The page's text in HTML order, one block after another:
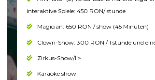
interaktive Spiele: 450 RON/ stunde
Magician: 650 RON / show (45 Minuten)
Clown-Show: 300 RON / 1 stunde und
Zirkus-Show/li>
Karaoke show